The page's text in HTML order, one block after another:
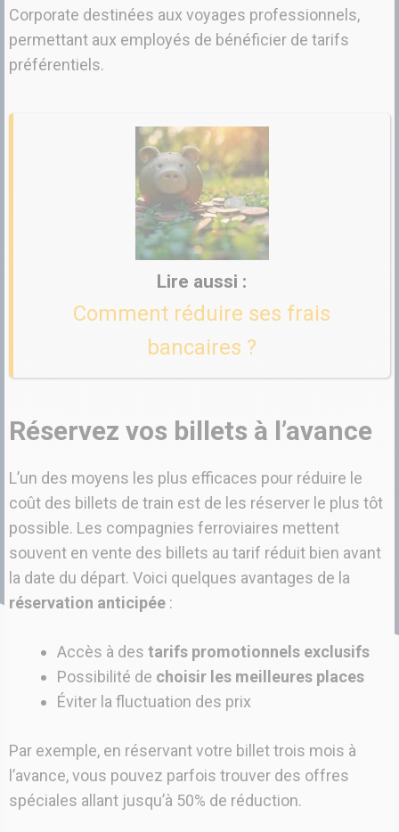
Corporate destinées aux voyages professionnels,
permettant aux employés de bénéficier de tarifs
préférentiels.
Comment réduire ses frais
bancaires ?
Réservez vos billets à l’avance
L’un des moyens les plus efficaces pour réduire le
coût des billets de train est de les réserver le plus tôt
possible. Les compagnies ferroviaires mettent
souvent en vente des billets au tarif réduit bien avant
la date du départ. Voici quelques avantages de la
réservation anticipée :
Accès à des tarifs promotionnels exclusifs
Possibilité de choisir les meilleures places
Éviter la fluctuation des prix
Par exemple, en réservant votre billet trois mois à
l’avance, vous pouvez parfois trouver des offres
spéciales allant jusqu’à 50% de réduction.